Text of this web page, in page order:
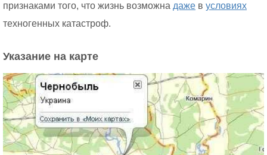
признаками того, что жизнь возможна даже в условиях
техногенных катастроф.
Указание на карте